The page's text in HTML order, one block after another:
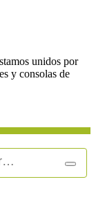
unidos por
y consolas de